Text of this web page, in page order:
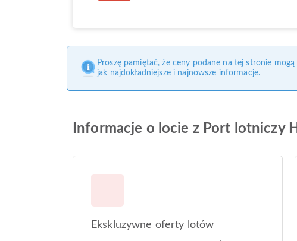
Proszę pamiętać, że ceny podane na tej stronie
jak najdokładniejsze i najnowsze informacje.
Informacje o locie z Port lotniczy
Ekskluzywne oferty lotów